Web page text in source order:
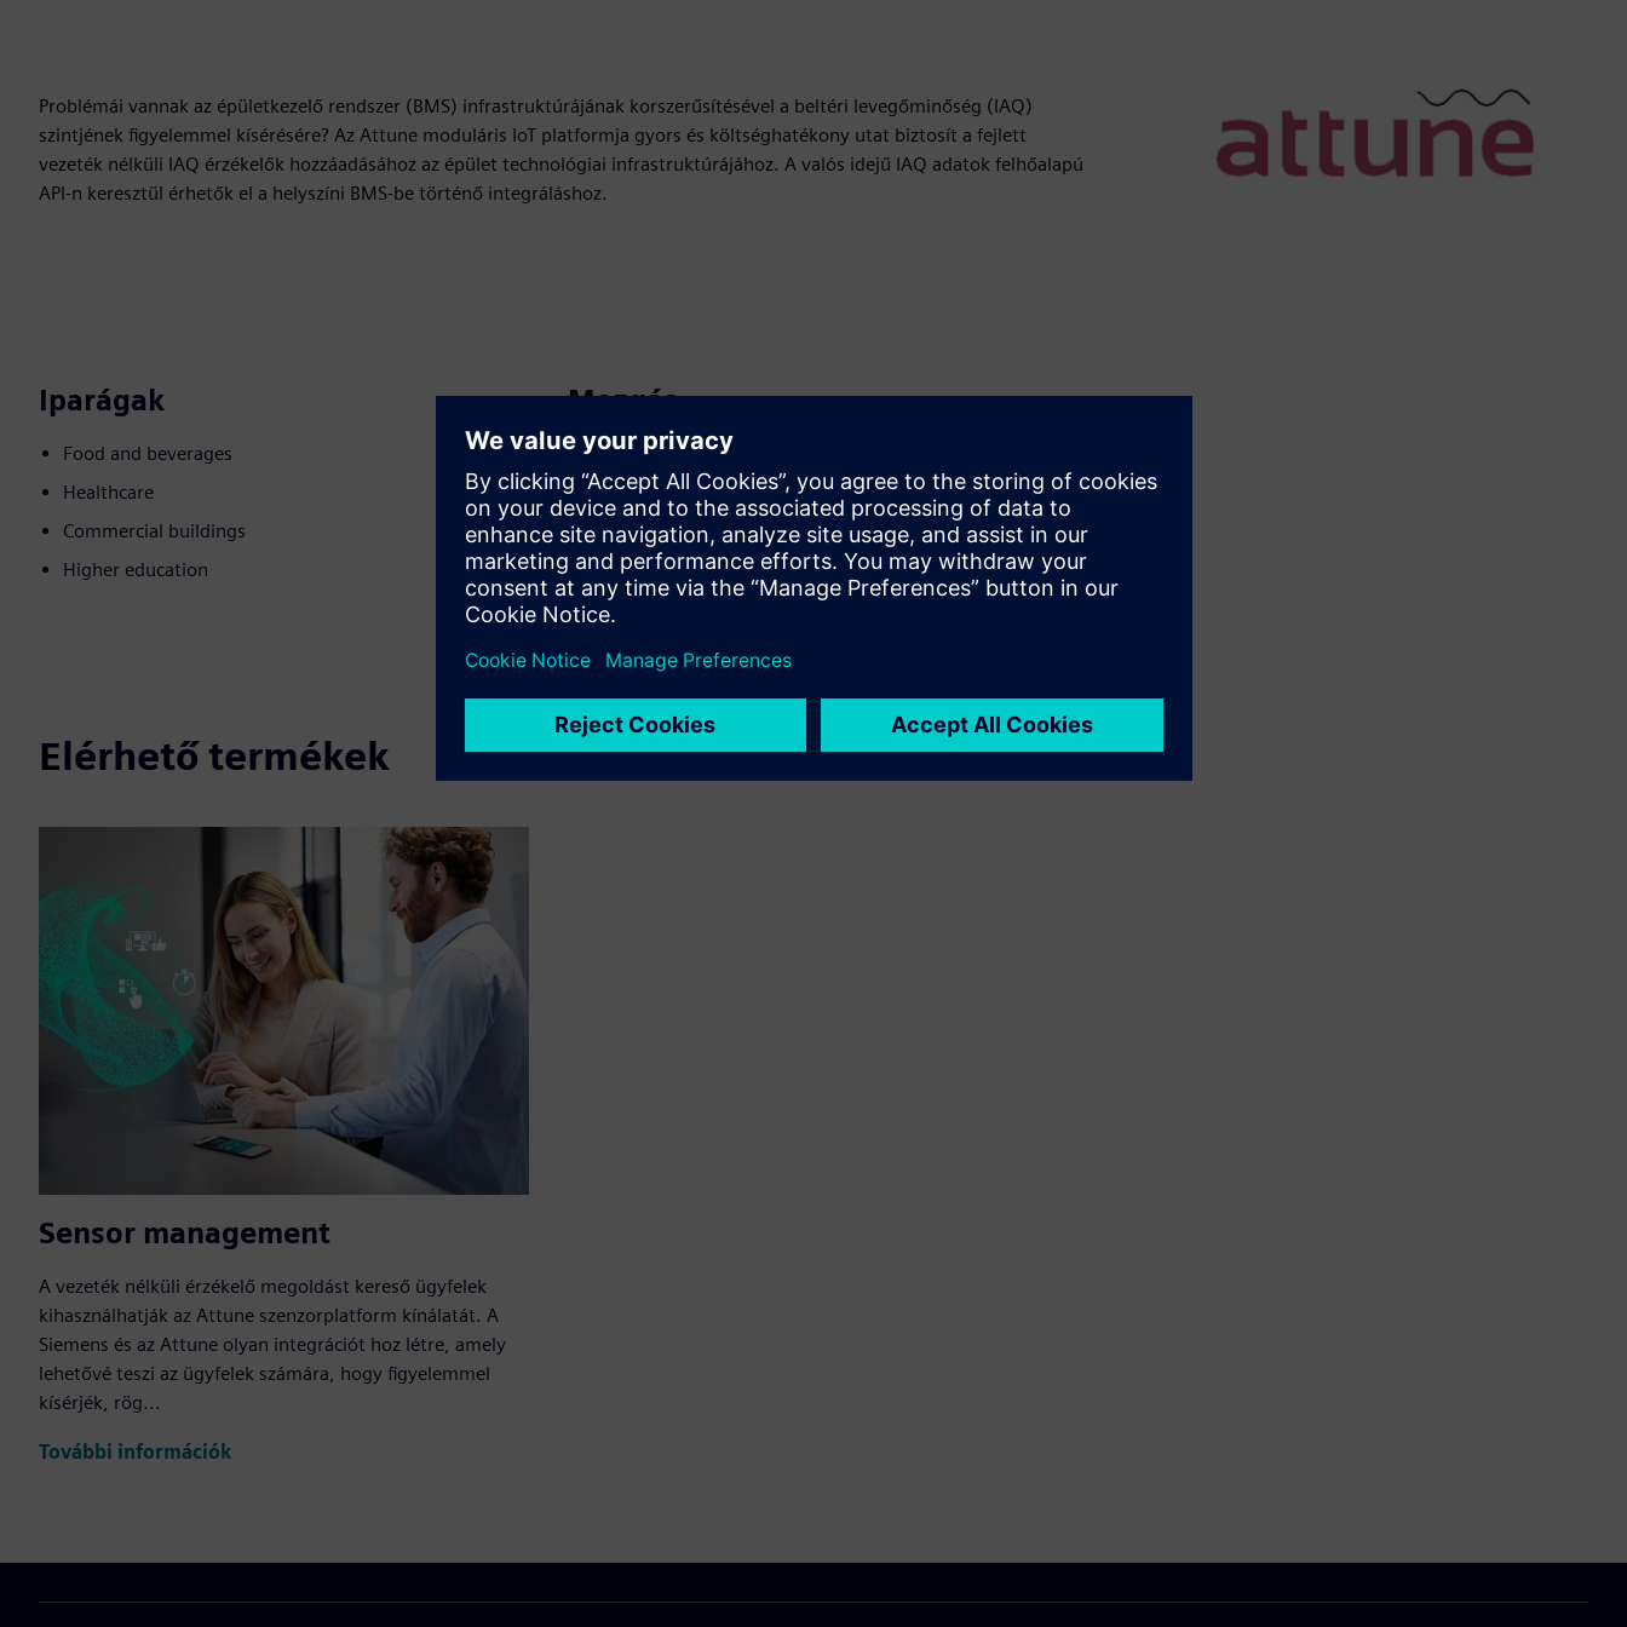
Problémái vannak az épületkezelő rendszer (BMS) infrastruktúrájának korszerűsítésével a beltéri levegőminőség (IAQ)
szintjének figyelemmel kísérésére? Az Attune moduláris IoT platformja gyors és költséghatékony utat biztosít a fejlett
vezeték nélküli IAQ érzékelők hozzáadásához az épület technológiai infrastruktúrájához. A valós idejű IAQ adatok felhőalapú
API-n keresztül érhetők el a helyszíni BMS-be történő integráláshoz.
Iparágak
Food and beverages
Healthcare
Commercial buildings
Higher education
Mozgás
Build
Új termék létrehozásával bővíti vagy építi
teremékkínálatát a Siemens Xcelerator termékre /
megoldásra építve, illetve új megoldást hoz létre ügyfelek
számára a Siemens Xcelerator termék és a saját termék
integrálásával
Elérhető termékek
Sensor management
A vezeték nélküli érzékelő megoldást kereső ügyfelek
kihasználhatják az Attune szenzorplatform kínálatát. A
Siemens és az Attune olyan integrációt hoz létre, amely
lehetővé teszi az ügyfelek számára, hogy figyelemmel
kísérjék, rög...
További információk